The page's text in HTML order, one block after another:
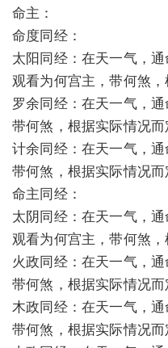
命主：
命度同经：
太阳同经：在天一气，
观看为何宫主，带何煞，
罗余同经：在天一气，
带何煞，根据实际情况而
计余同经：在天一气，
带何煞，根据实际情况而
命主同经：
太阴同经：在天一气，
观看为何宫主，带何煞，
火政同经：在天一气，
带何煞，根据实际情况而
木政同经：在天一气，
带何煞，根据实际情况而